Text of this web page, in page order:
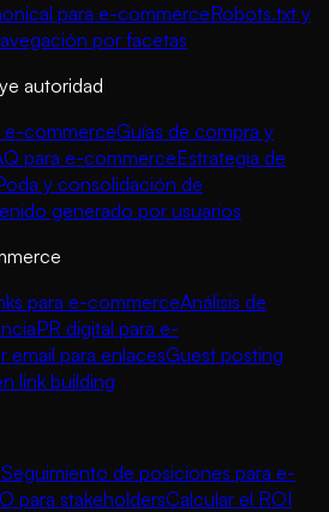
para e-commerceRobots.txt y
por facetas
autoridad
e-commerceGuías de compra y
para e-commerceEstrategia de
y consolidación de
generado por usuarios
para e-commerceAnálisis de
PR digital para e-
email para enlacesGuest posting
link building
Seguimiento de posiciones para e-
para stakeholdersCalcular el ROI